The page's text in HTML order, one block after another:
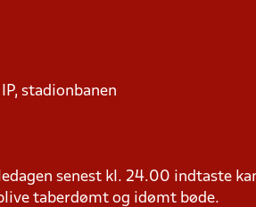
stadionbanen
senest kl. 24.00 indtaste
taberdømt og idømt bøde.